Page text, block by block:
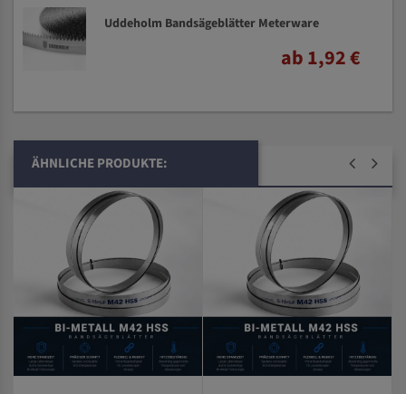
Uddeholm Bandsägeblätter Meterware
ab 1,92 €
ÄHNLICHE PRODUKTE: